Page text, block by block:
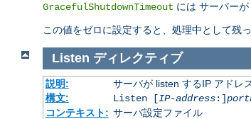
GracefulShutdownTimeout には サーバー
この値をゼロに設定すると、処理中として残
Listen ディレクティブ
説明:
サーバが listen するIP アドレ
構文:
Listen [IP-address:]
コンテキスト: サーバ設定ファイル